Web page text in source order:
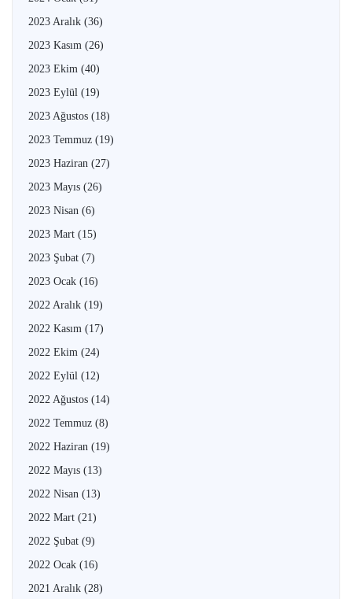
2023 Aralık (36)
2023 Kasım (26)
2023 Ekim (40)
2023 Eylül (19)
2023 Ağustos (18)
2023 Temmuz (19)
2023 Haziran (27)
2023 Mayıs (26)
2023 Nisan (6)
2023 Mart (15)
2023 Şubat (7)
2023 Ocak (16)
2022 Aralık (19)
2022 Kasım (17)
2022 Ekim (24)
2022 Eylül (12)
2022 Ağustos (14)
2022 Temmuz (8)
2022 Haziran (19)
2022 Mayıs (13)
2022 Nisan (13)
2022 Mart (21)
2022 Şubat (9)
2022 Ocak (16)
2021 Aralık (28)